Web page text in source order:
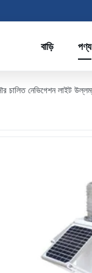
বাড়ি পণ্য
চালিত নেভিগেশন লাইট